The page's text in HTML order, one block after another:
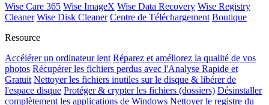
Wise Care 365 Wise ImageX Wise Data Recovery Wise Registry
Cleaner Wise Disk Cleaner Centre de Téléchargement Boutique
Resource
Accélérer un ordinateur lent Réparez et améliorez la qualité de vos
photos Récupérer les fichiers perdus avec l'Analyse Rapide et
Gratuit Nettoyer les fichiers inutiles sur le disque & libérer de
l'espace disque Protéger & crypter les fichiers (dossiers) Désinstaller
complètement les applications de Windows Nettoyer le registre du